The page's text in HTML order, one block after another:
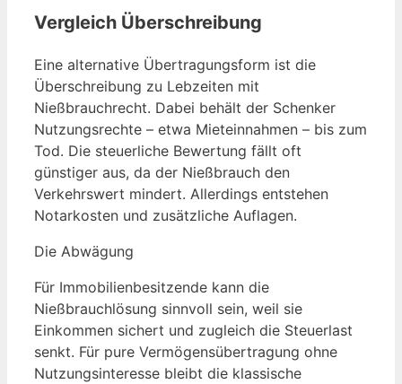
Vergleich Überschreibung
Eine alternative Übertragungsform ist die
Überschreibung zu Lebzeiten mit
Nießbrauchrecht. Dabei behält der Schenker
Nutzungsrechte – etwa Mieteinnahmen – bis zum
Tod. Die steuerliche Bewertung fällt oft
günstiger aus, da der Nießbrauch den
Verkehrswert mindert. Allerdings entstehen
Notarkosten und zusätzliche Auflagen.
Die Abwägung
Für Immobilienbesitzende kann die
Nießbrauchlösung sinnvoll sein, weil sie
Einkommen sichert und zugleich die Steuerlast
senkt. Für pure Vermögensübertragung ohne
Nutzungsinteresse bleibt die klassische